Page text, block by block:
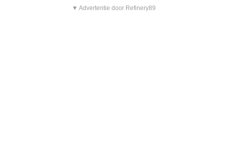
▼ Advertentie door Refinery89